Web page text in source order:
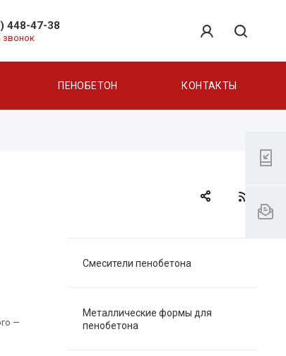
448-47-38
звонок
ПЕНОБЕТОН КОНТАКТЫ
—
Смесители пенобетона
Металлические формы для
пенобетона